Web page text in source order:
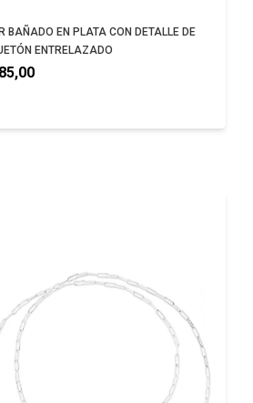
BAÑADO EN PLATA CON DETALLE DE
ENTRELAZADO